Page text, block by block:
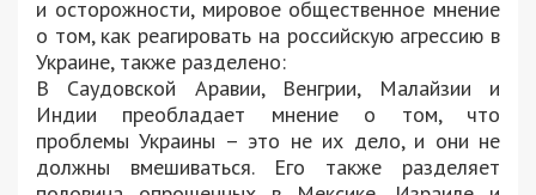
и осторожности, мировое общественное мнение
о том, как реагировать на российскую агрессию в
Украине, также разделено:
В Саудовской Аравии, Венгрии, Малайзии и
Индии преобладает мнение о том, что
проблемы Украины – это не их дело, и они не
должны вмешиваться. Его также разделяет